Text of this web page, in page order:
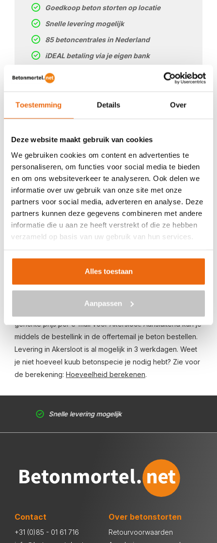
Toestemming Details Over
Deze website maakt gebruik van cookies
We gebruiken cookies om content en advertenties te
personaliseren, om functies voor social media te bieden
en om ons websiteverkeer te analyseren. Ook delen we
informatie over uw gebruik van onze site met onze
partners voor social media, adverteren en analyse. Deze
partners kunnen deze gegevens combineren met andere
informatie die u aan ze heeft verstrekt of die ze hebben
verzameld op basis van uw gebruik van hun services.
Alles toestaan
Aanpassen
BETON BESTELLEN IN
AKERSLOOT
Ben je op zoek naar een leverancier bij jou in de buurt die
goedkoop beton kan storten in Akersloot? Dan ben je bij
beton in heel Nederland voor een voordelige prijs. Beton
in Akersloot bestellen is eenvoudig: vraag vrijblijvend een
offerteaan. Vul je postcode, het benodigde aantal m3, het
type beton, de optionele keuze voor een betonpomp en
gerichte prijs per e-mail voor Akersloot. Aansluitend kun je
middels de bestellink in de offertemail je beton bestellen.
Levering in Akersloot is al mogelijk in 3 werkdagen. Weet
je niet hoeveel kuub betonspecie je nodig hebt? Zie voor
de berekening: Hoeveelheid berekenen.
Goedkoop beton storten op locatie
Snelle levering mogelijk
85 betoncentrales in Nederland
iDEAL betaling via je eigen bank
Prijs op basis van uw postcode
Snelle levering mogelijk
Contact
+31 (0)85 - 01 61 716
Over betonstorten
Retourvoorwaarden